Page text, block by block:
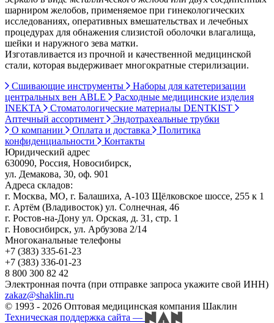
шарниром желобов, применяемое при гинекологических
исследованиях, оперативных вмешательствах и лечебных
процедурах для обнажения слизистой оболочки влагалища,
шейки и наружного зева матки.
Изготавливается из прочной и качественной медицинской
стали, которая выдерживает многократные стерилизации.
Сшивающие инструменты
Наборы для катетеризации
центральных вен ABLE
Расходные медицинские изделия
INEKTA
Стоматологические материалы DENTKIST
Аптечный ассортимент
Эндотрахеальные трубки
О компании
Оплата и доставка
Политика
конфиденциальности
Контакты
Юридический адрес
630090, Россия, Новосибирск,
ул. Демакова, 30, оф. 901
Адреса складов:
г. Москва, МО, г. Балашиха, А-103 Щёлковское шоссе, 255 к 1
г. Артём (Владивосток) ул. Солнечная, 46
г. Ростов-на-Дону ул. Орская, д. 31, стр. 1
г. Новосибирск, ул. Арбузова 2/14
Многоканальные телефоны
+7 (383) 335-61-23
+7 (383) 336-01-23
8 800 300 82 42
Электронная почта (при отправке запроса укажите свой ИНН)
zakaz@shaklin.ru
© 1993 - 2026 Оптовая медицинская компания Шаклин
Техническая поддержка сайта —